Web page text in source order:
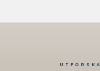
UTFORSKA